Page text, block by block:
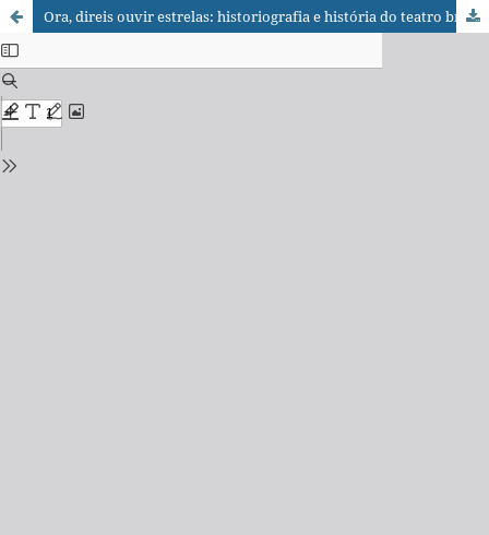
Ora, direis ouvir estrelas: historiografia e história do teatro brasileiro